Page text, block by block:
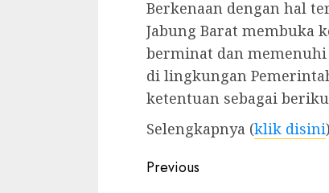
Berkenaan dengan hal
Jabung Barat membuka
berminat dan memenuhi
di lingkungan
ketentuan sebagai
Selengkapnya (klik disini)
Continue
Previous